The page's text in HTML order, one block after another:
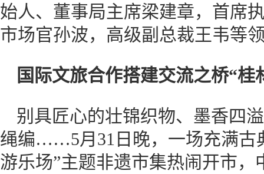
始人、董事局主席梁建章，首席
市场官孙波，高级副总裁王韦等
国际文旅合作搭建交流之桥“
别具匠心的壮锦织物、墨香四
绳编……5月31日晚，一场充满古
游乐场”主题非遗市集热闹开市